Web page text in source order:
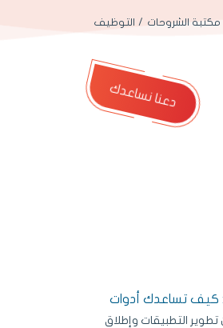
مكتبة الشروحات التوظيف
دعنا نساعدك
كيف تساعدك أدوات
تطوير التطبيقات وإطلاق